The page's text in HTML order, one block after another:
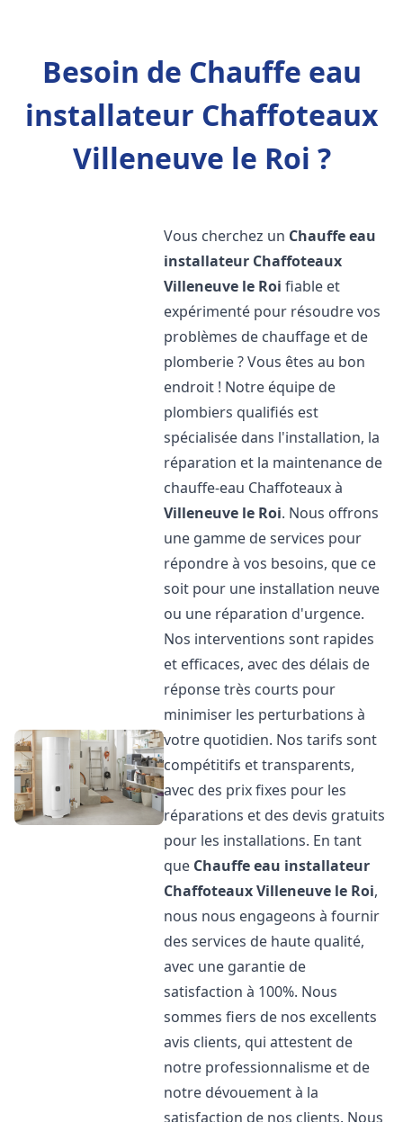
Besoin de Chauffe eau
installateur Chaffoteaux
Villeneuve le Roi ?
Vous cherchez un Chauffe eau
installateur Chaffoteaux
Villeneuve le Roi fiable et
expérimenté pour résoudre vos
problèmes de chauffage et de
plomberie ? Vous êtes au bon
endroit ! Notre équipe de
plombiers qualifiés est
spécialisée dans l'installation, la
réparation et la maintenance de
chauffe-eau Chaffoteaux à
Villeneuve le Roi. Nous offrons
une gamme de services pour
répondre à vos besoins, que ce
soit pour une installation neuve
ou une réparation d'urgence.
Nos interventions sont rapides
et efficaces, avec des délais de
réponse très courts pour
minimiser les perturbations à
votre quotidien. Nos tarifs sont
compétitifs et transparents,
avec des prix fixes pour les
réparations et des devis gratuits
pour les installations. En tant
que Chauffe eau installateur
ChaffoteauxVilleneuve le Roi,
nous nous engageons à fournir
des services de haute qualité,
avec une garantie de
satisfaction à 100%. Nous
sommes fiers de nos excellents
avis clients, qui attestent de
notre professionnalisme et de
notre dévouement à la
satisfaction de nos clients. Nous